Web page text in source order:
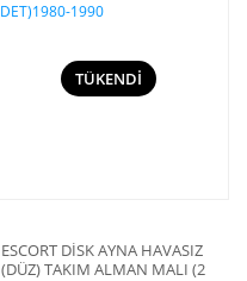
TÜKENDİ
ESCORT DİSK AYNA HAVASIZ
(DÜZ) TAKIM ALMAN MALI (2